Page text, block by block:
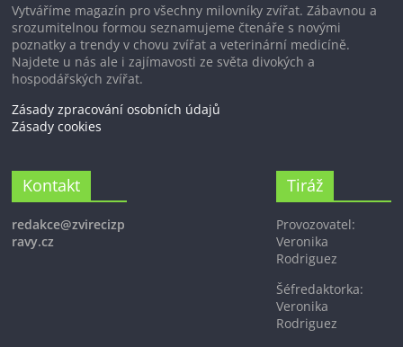
Vytváříme magazín pro všechny milovníky zvířat. Zábavnou a
srozumitelnou formou seznamujeme čtenáře s novými
poznatky a trendy v chovu zvířat a veterinární medicíně.
Najdete u nás ale i zajímavosti ze světa divokých a
hospodářských zvířat.
Zásady zpracování osobních údajů
Zásady cookies
Kontakt
redakce@zvirecizp
ravy.cz
Tiráž
Provozovatel:
Veronika
Rodriguez
Šéfredaktorka:
Veronika
Rodriguez